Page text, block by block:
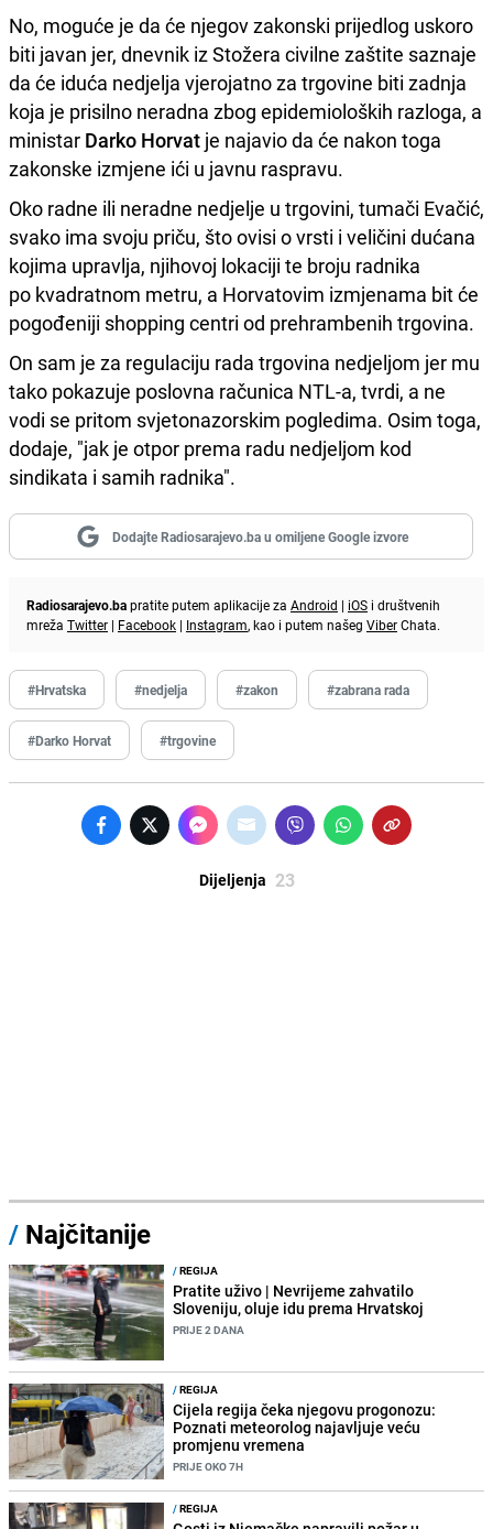
No, moguće je da će njegov zakonski prijedlog uskoro
biti javan jer, dnevnik iz Stožera civilne zaštite saznaje
da će iduća nedjelja vjerojatno za trgovine biti zadnja
koja je prisilno neradna zbog epidemioloških razloga, a
ministar Darko Horvat je najavio da će nakon toga
zakonske izmjene ići u javnu raspravu.
Oko radne ili neradne nedjelje u trgovini, tumači Evačić,
svako ima svoju priču, što ovisi o vrsti i veličini dućana
kojima upravlja, njihovoj lokaciji te broju radnika
po kvadratnom metru, a Horvatovim izmjenama bit će
pogođeniji shopping centri od prehrambenih trgovina.
On sam je za regulaciju rada trgovina nedjeljom jer mu
tako pokazuje poslovna računica NTL-a, tvrdi, a ne
vodi se pritom svjetonazorskim pogledima. Osim toga,
dodaje, "jak je otpor prema radu nedjeljom kod
sindikata i samih radnika".
Dodajte Radiosarajevo.ba u omiljene Google izvore
Radiosarajevo.bapratite putem aplikacije za Android | iOS i društvenih
mreža Twitter | Facebook | Instagram, kao i putem našeg ViberChata.
#Hrvatska #nedjelja #zakon #zabrana rada
#Darko Horvat #trgovine
Dijeljenja 23
/ Najčitanije
/REGIJA
Pratite uživo | Nevrijeme zahvatilo
Sloveniju, oluje idu prema Hrvatskoj
PRIJE 2 DANA
/REGIJA
Cijela regija čeka njegovu progonozu:
Poznati meteorolog najavljuje veću
promjenu vremena
PRIJE OKO 7H
/REGIJA